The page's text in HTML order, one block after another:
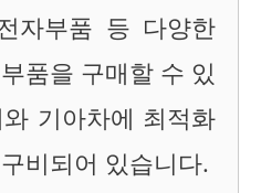
자부품 등 다양한
품을 구매할 수 있
기아차에 최적화
비되어 있습니다.